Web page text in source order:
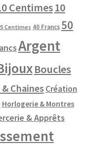
Centimes10
Centimes 40 Francs 50
Argent
Boucles
Chaines Création
Horlogerie & Montres
& Apprêts